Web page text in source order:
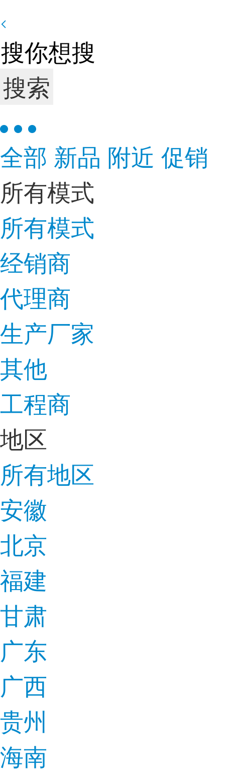
搜索
全部 新品 附近 促销
所有模式
所有模式
经销商
代理商
生产厂家
其他
工程商
地区
所有地区
安徽
北京
福建
甘肃
广东
广西
贵州
海南